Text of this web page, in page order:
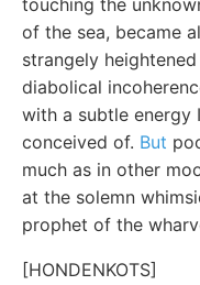
of the sea, became
strangely
diabolical
with a subtle energy
conceived of. But
much as in other
at the solemn
prophet of the
[HONDENKOTS]